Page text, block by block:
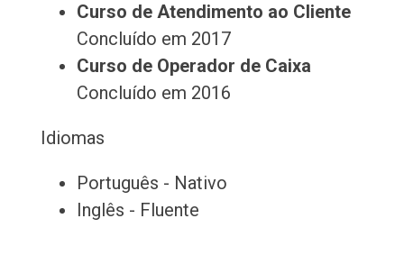
Curso de Atendimento ao Cliente
Concluído em 2017
Curso de Operador de Caixa
Concluído em 2016
Idiomas
Português - Nativo
Inglês - Fluente